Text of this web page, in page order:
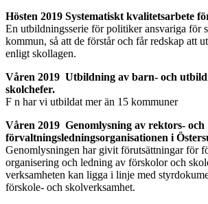
Hösten 2019 Systematiskt kvalitetsarbete
En utbildningsserie för politiker ansvariga för
kommun, så att de förstår och får redskap att
enligt skollagen.
Våren 2019 Utbildning av barn- och
skolchefer.
F n har vi utbildat mer än 15 kommuner
Våren 2019 Genomlysning av rektors- och
förvaltningsledningsorganisationen i
Genomlysningen har givit förutsättningar för
organisering och ledning av förskolor och
verksamheten kan ligga i linje med
förskole- och skolverksamhet.